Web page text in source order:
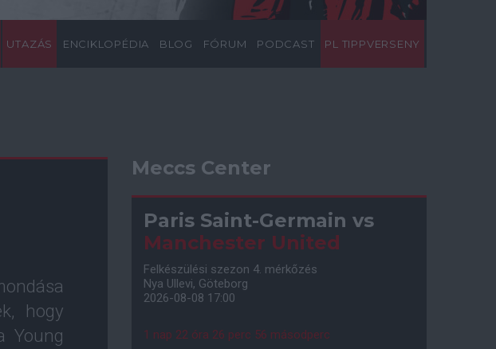
UTAZÁS ENCIKLOPÉDIA BLOG FÓRUM PODCAST PL TIPPVERSENY
hogy
Young
Meccs Center
Paris Saint-Germain vs
Manchester United
Felkészülési szezon 4. mérkőzés
Nya Ullevi, Göteborg
2026-08-08 17:00
1 nap 22 óra 26 perc 55 másodperc